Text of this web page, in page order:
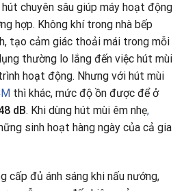
chuyên sâu giúp máy hoạt động
hợp. Không khí trong nhà bếp
tạo cảm giác thoải mái trong mỗi
thường lo lắng đến việc hút mùi
hoạt động. Nhưng với hút mùi
thì khác, mức độ ồn được để ở
dB. Khi dùng hút mùi êm nhẹ,
sinh hoạt hàng ngày của cả gia
cấp đủ ánh sáng khi nấu nướng,